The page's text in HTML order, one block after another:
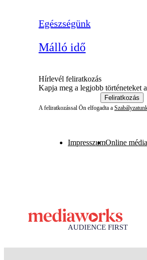
Egészségünk
Málló idő
Hírlevél feliratkozás
Kapja meg a legjobb történeteket
Feliratkozás
A feliratkozással Ön elfogadta a
ImpresszumOnline